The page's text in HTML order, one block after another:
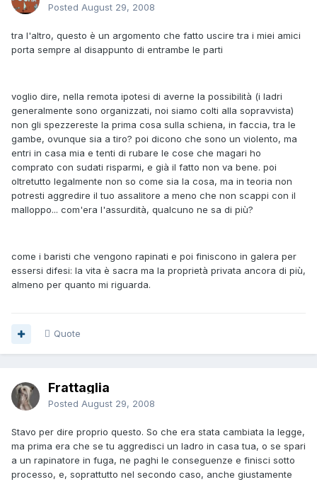
Posted August 29, 2008
tra l'altro, questo è un argomento che fatto uscire tra i miei amici
porta sempre al disappunto di entrambe le parti
voglio dire, nella remota ipotesi di averne la possibilità (i ladri
generalmente sono organizzati, noi siamo colti alla sopravvista)
non gli spezzereste la prima cosa sulla schiena, in faccia, tra le
gambe, ovunque sia a tiro? poi dicono che sono un violento, ma
entri in casa mia e tenti di rubare le cose che magari ho
comprato con sudati risparmi, e già il fatto non va bene. poi
oltretutto legalmente non so come sia la cosa, ma in teoria non
potresti aggredire il tuo assalitore a meno che non scappi con il
malloppo... com'era l'assurdità, qualcuno ne sa di più?
come i baristi che vengono rapinati e poi finiscono in galera per
essersi difesi: la vita è sacra ma la proprietà privata ancora di più,
almeno per quanto mi riguarda.
Quote
Frattaglia
Posted August 29, 2008
Stavo per dire proprio questo. So che era stata cambiata la legge,
ma prima era che se tu aggredisci un ladro in casa tua, o se spari
a un rapinatore in fuga, ne paghi le conseguenze e finisci sotto
processo, e, soprattutto nel secondo caso, anche giustamente